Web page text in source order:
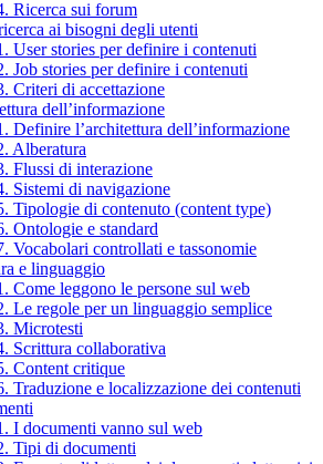
Ricerca sui forum
ai bisogni degli utenti
User stories per definire i contenuti
Job stories per definire i contenuti
Criteri di accettazione
dell’informazione
Definire l’architettura dell’informazione
Alberatura
Flussi di interazione
Sistemi di navigazione
Tipologie di contenuto (content type)
Ontologie e standard
Vocabolari controllati e tassonomie
e linguaggio
Come leggono le persone sul web
Le regole per un linguaggio semplice
Microtesti
Scrittura collaborativa
Content critique
Traduzione e localizzazione dei contenuti
I documenti vanno sul web
Tipi di documenti